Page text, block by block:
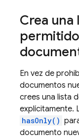
Crea una
En vez de
documentos
crees una lista
explícitamente.
hasOnly()
documento